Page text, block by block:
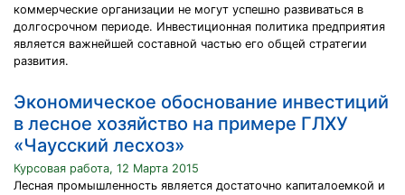
коммерческие организации не могут успешно развиваться в
долгосрочном периоде. Инвестиционная политика предприятия
является важнейшей составной частью его общей стратегии
развития.
Экономическое обоснование инвестиций
в лесное хозяйство на примере ГЛХУ
«Чаусский лесхоз»
Курсовая работа, 12 Марта 2015
Лесная промышленность является достаточно капиталоемкой и